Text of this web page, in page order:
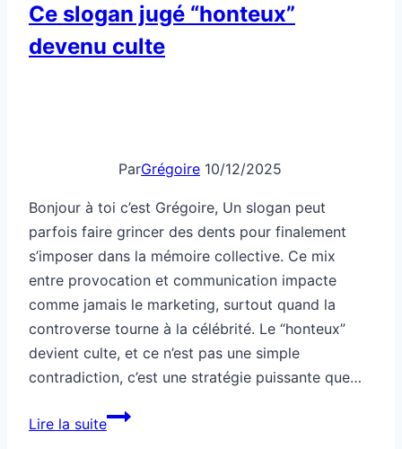
actions
simples
Ce slogan jugé “honteux”
devenu culte
ParGrégoire 10/12/2025
Bonjour à toi c’est Grégoire, Un slogan peut
parfois faire grincer des dents pour finalement
s’imposer dans la mémoire collective. Ce mix
entre provocation et communication impacte
comme jamais le marketing, surtout quand la
controverse tourne à la célébrité. Le “honteux”
devient culte, et ce n’est pas une simple
contradiction, c’est une stratégie puissante que…
Lire la suiteCe